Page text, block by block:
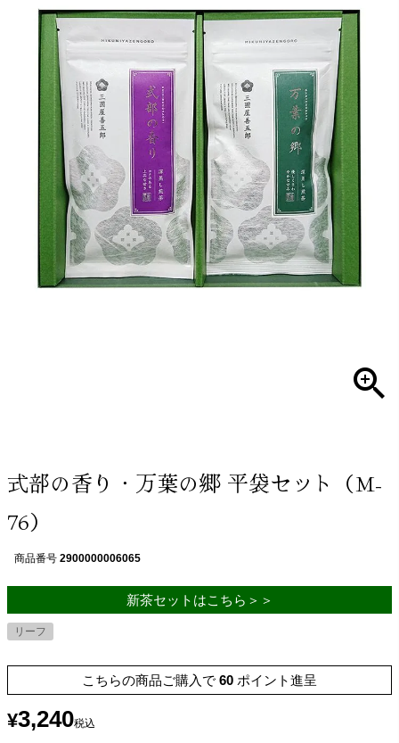
式部の香り・万葉の郷 平袋セット（M-
76）
商品番号 2900000006065
新茶セットはこちら＞＞
リーフ
こちらの商品ご購入で 60 ポイント進呈
¥3,240税込